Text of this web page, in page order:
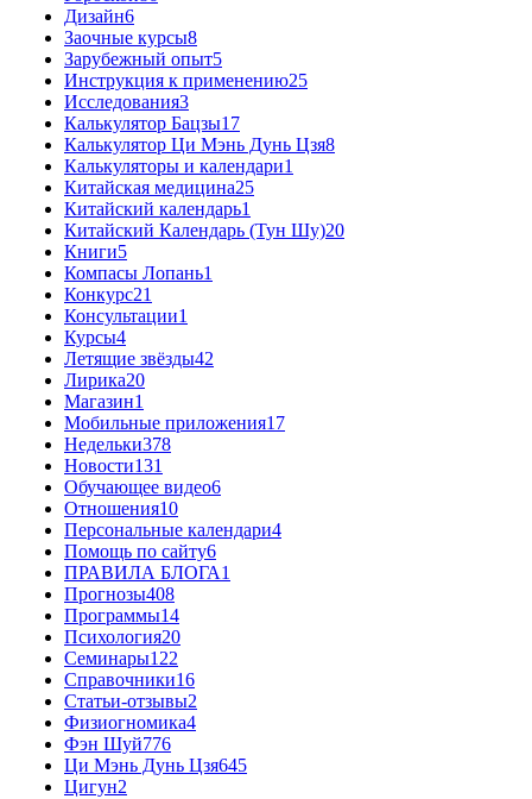
Дизайн6
Заочные курсы8
Зарубежный опыт5
Инструкция к применению25
Исследования3
Калькулятор Бацзы17
Калькулятор Ци Мэнь Дунь Цзя8
Калькуляторы и календари1
Китайская медицина25
Китайский календарь1
Китайский Календарь (Тун Шу)20
Книги5
Компасы Лопань1
Конкурс21
Консультации1
Курсы4
Летящие звёзды42
Лирика20
Магазин1
Мобильные приложения17
Недельки378
Новости131
Обучающее видео6
Отношения10
Персональные календари4
Помощь по сайту6
ПРАВИЛА БЛОГА1
Прогнозы408
Программы14
Психология20
Семинары122
Справочники16
Статьи-отзывы2
Физиогномика4
Фэн Шуй776
Ци Мэнь Дунь Цзя645
Цигун2